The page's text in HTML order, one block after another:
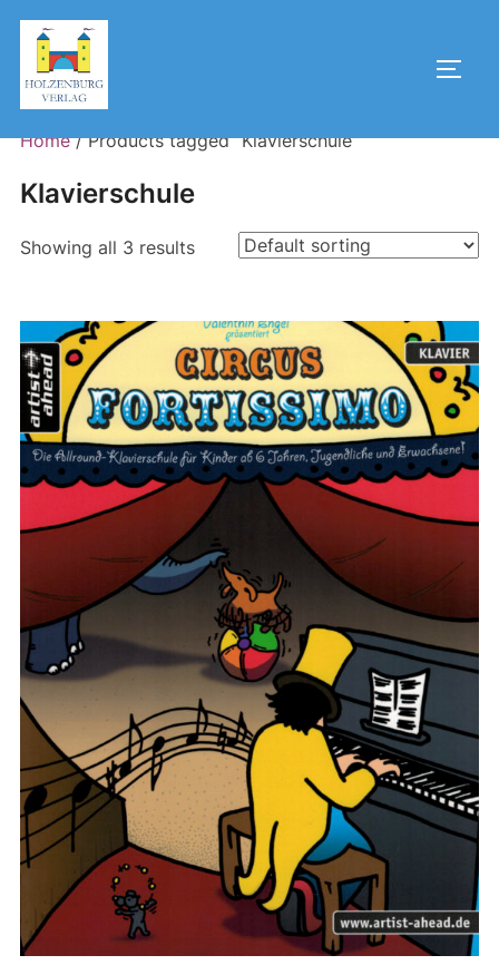
Skip
content
Home/ Products tagged “Klavierschule”
Klavierschule
Showing all 3 results